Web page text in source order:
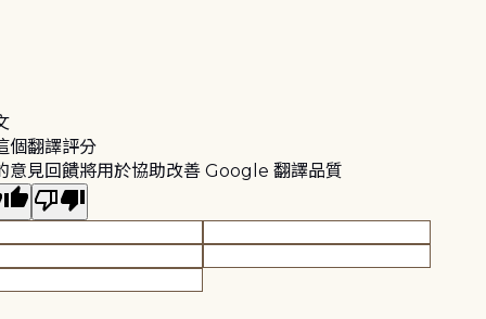
個翻譯評分
意見回饋將用於協助改善 Google 翻譯品質